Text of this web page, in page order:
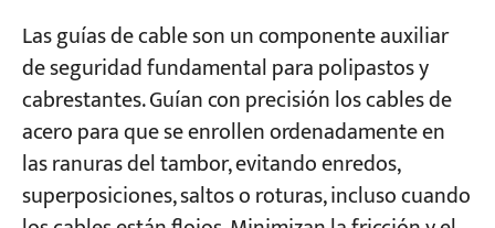
Las guías de cable son un componente auxiliar
de seguridad fundamental para polipastos y
cabrestantes. Guían con precisión los cables de
acero para que se enrollen ordenadamente en
las ranuras del tambor, evitando enredos,
superposiciones, saltos o roturas, incluso cuando